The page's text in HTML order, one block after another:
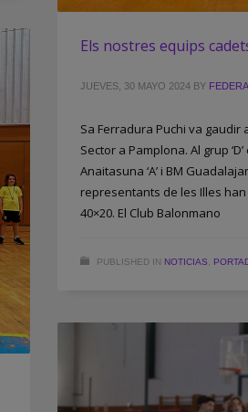
Els nostres equips
JUEVES, 30 MAYO 2024 BY
Sa Ferradura Puchi va
Sector a Pamplona. Al grup
Anaitasuna ‘A’ i BM
representants de les Illes
40×20. El Club Balonmano
PUBLISHED IN NOTICIAS